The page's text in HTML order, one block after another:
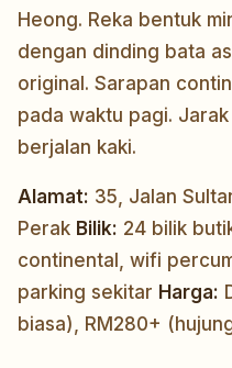
Heong. Reka bentuk
dengan dinding bata
original. Sarapan
pada waktu pagi.
berjalan kaki.
Alamat: 35, Jalan
Perak Bilik: 24 bilik
continental, wifi
parking sekitar Harga:
biasa), RM280+